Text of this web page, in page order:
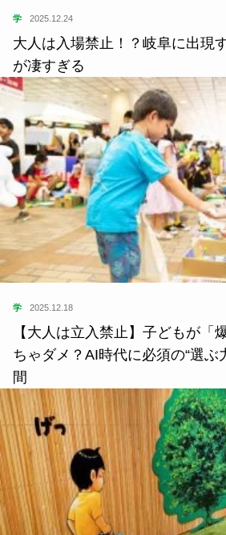
学 2025.12.24
大人は入場禁止！？岐阜に出現
が凄すぎる
学 2025.12.18
【大人は立入禁止】子どもが「
ちゃダメ？AI時代に必須の“選ぶ
間